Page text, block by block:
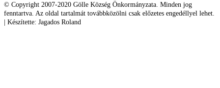
© Copyright 2007-2020 Gölle Község Önkormányzata. Minden jog
fenntartva. Az oldal tartalmát továbbközölni csak előzetes engedéllyel lehet.
| Készítette: Jagados Roland